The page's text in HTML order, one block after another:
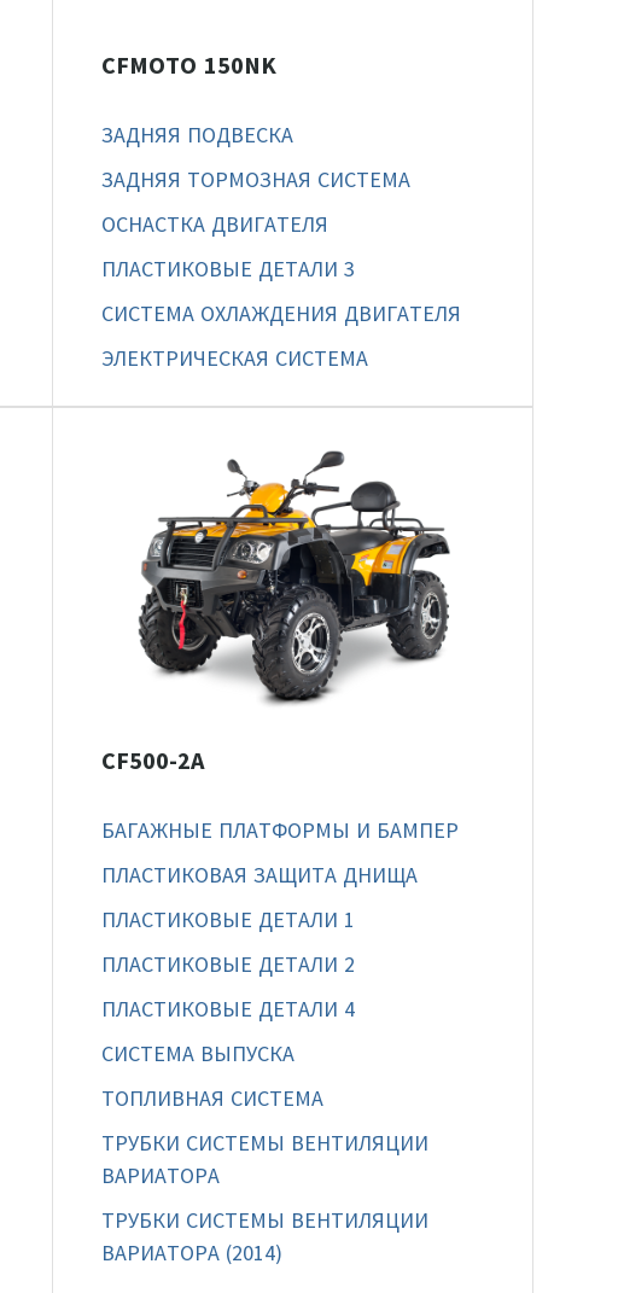
CFMOTO 150NK
ЗАДНЯЯ ПОДВЕСКА
ЗАДНЯЯ ТОРМОЗНАЯ СИСТЕМА
ОСНАСТКА ДВИГАТЕЛЯ
ПЛАСТИКОВЫЕ ДЕТАЛИ 3
СИСТЕМА ОХЛАЖДЕНИЯ ДВИГАТЕЛЯ
ЭЛЕКТРИЧЕСКАЯ СИСТЕМА
CF500-2A
БАГАЖНЫЕ ПЛАТФОРМЫ И БАМПЕР
ПЛАСТИКОВАЯ ЗАЩИТА ДНИЩА
ПЛАСТИКОВЫЕ ДЕТАЛИ 1
ПЛАСТИКОВЫЕ ДЕТАЛИ 2
ПЛАСТИКОВЫЕ ДЕТАЛИ 4
СИСТЕМА ВЫПУСКА
ТОПЛИВНАЯ СИСТЕМА
ТРУБКИ СИСТЕМЫ ВЕНТИЛЯЦИИ
ВАРИАТОРА
ТРУБКИ СИСТЕМЫ ВЕНТИЛЯЦИИ
ВАРИАТОРА (2014)